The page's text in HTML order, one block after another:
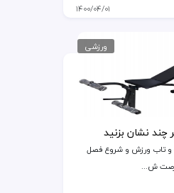
۱۴۰۰/۰۴/۰۱
ورزشی
چند نشان بزنید
و تاب ورزش و شروع فصل
فرصت ش...